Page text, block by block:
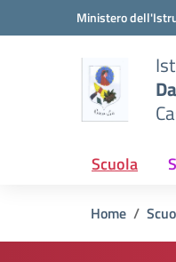
Vai ai contenuti
Vai al menu di navigazione
Ministero
Scuola
Home